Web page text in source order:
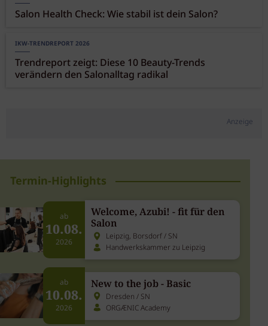
Salon Health Check: Wie stabil ist dein Salon?
IKW-TRENDREPORT 2026
Trendreport zeigt: Diese 10 Beauty-Trends
verändern den Salonalltag radikal
Anzeige
Termin-Highlights
ab
10.08.
2026
Welcome, Azubi! - fit für den
Salon
Leipzig, Borsdorf / SN
Handwerkskammer zu Leipzig
ab
10.08.
2026
New to the job - Basic
Dresden / SN
ORGÆNIC Academy